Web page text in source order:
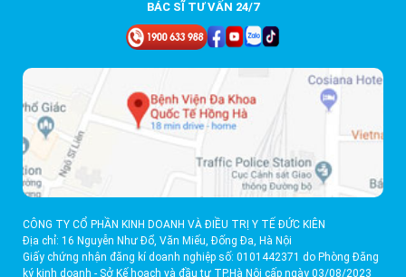
BÁC SĨ TƯ VẤN 24/7
CÔNG TY CỔ PHẦN KINH DOANH VÀ ĐIỀU TRỊ Y TẾ ĐỨC KIÊN
Địa chỉ: 16 Nguyễn Như Đổ, Văn Miếu, Đống Đa, Hà Nội
Giấy chứng nhận đăng kí doanh nghiệp số: 0101442371 do Phòng Đăng
ký kinh doanh - Sở Kế hoạch và đầu tư TP.Hà Nội cấp ngày 03/08/2023